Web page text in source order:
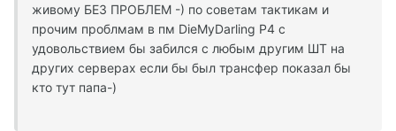
живому БЕЗ ПРОБЛЕМ -) по советам тактикам и
прочим проблмам в пм DieMyDarling P4 с
удовольствием бы забился с любым другим ШТ на
других серверах если бы был трансфер показал бы
кто тут папа-)